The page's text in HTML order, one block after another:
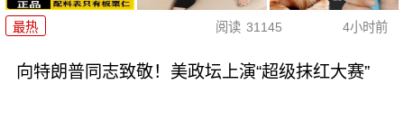
最热 阅读 31145 4小时前
向特朗普同志致敬！美政坛上演“超级抹红大赛”